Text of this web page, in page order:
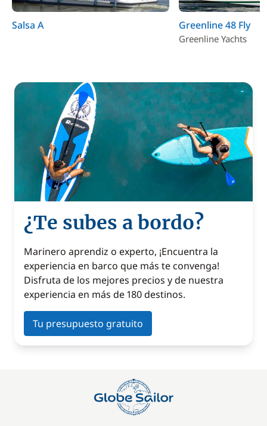
Salsa A Greenline 48 Fly
Greenline Yachts
¿Te subes a bordo?
Marinero aprendiz o experto, ¡Encuentra la
experiencia en barco que más te convenga!
Disfruta de los mejores precios y de nuestra
experiencia en más de 180 destinos.
Tu presupuesto gratuito